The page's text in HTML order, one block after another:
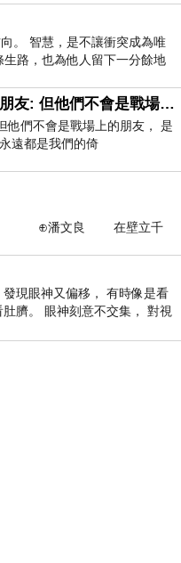
。 智慧，是不讓衝突成為唯
路，也為他人留下一分餘地
我們在國外留學時會結交一些好朋友: 但他們不會是戰場上的朋友
他們不會是戰場上的朋友， 是
遠都是我們的倚
壁立千
現眼神又偏移， 有時像是看
臍。 眼神刻意不交集， 對視
難不